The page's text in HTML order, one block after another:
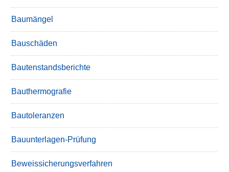
Baumängel
Bauschäden
Bautenstandsberichte
Bauthermografie
Bautoleranzen
Bauunterlagen-Prüfung
Beweissicherungsverfahren